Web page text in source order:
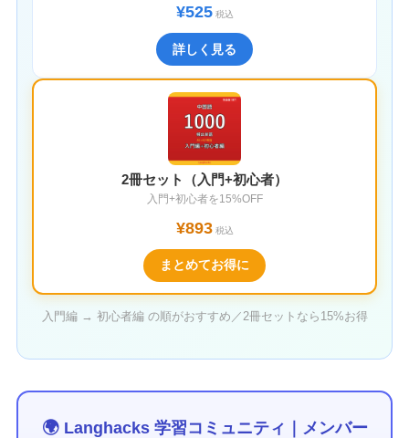
¥525税込
詳しく見る
2冊セット（入門+初心者）
入門+初心者を15%OFF
¥893税込
まとめてお得に
入門編 → 初心者編 の順がおすすめ／2冊セットなら15%お得
🌍 Langhacks 学習コミュニティ｜メンバー